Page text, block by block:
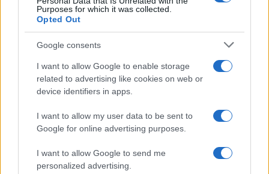
Purposes for which it was collected.
Opted Out
Google consents
I want to allow Google to enable storage
related to advertising like cookies on web or
device identifiers in apps.
I want to allow my user data to be sent to
Google for online advertising purposes.
I want to allow Google to send me
personalized advertising.
Martina Agostina Diturco
I nostri cari
I nostri cari